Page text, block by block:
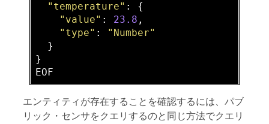
"temperature" : {
"value" : 23.8 ,
"type" :
"Number"
  }
}
エンティティが存在することを確認するには、パブ
リック・センサをクエリするのと同じ方法でクエリ